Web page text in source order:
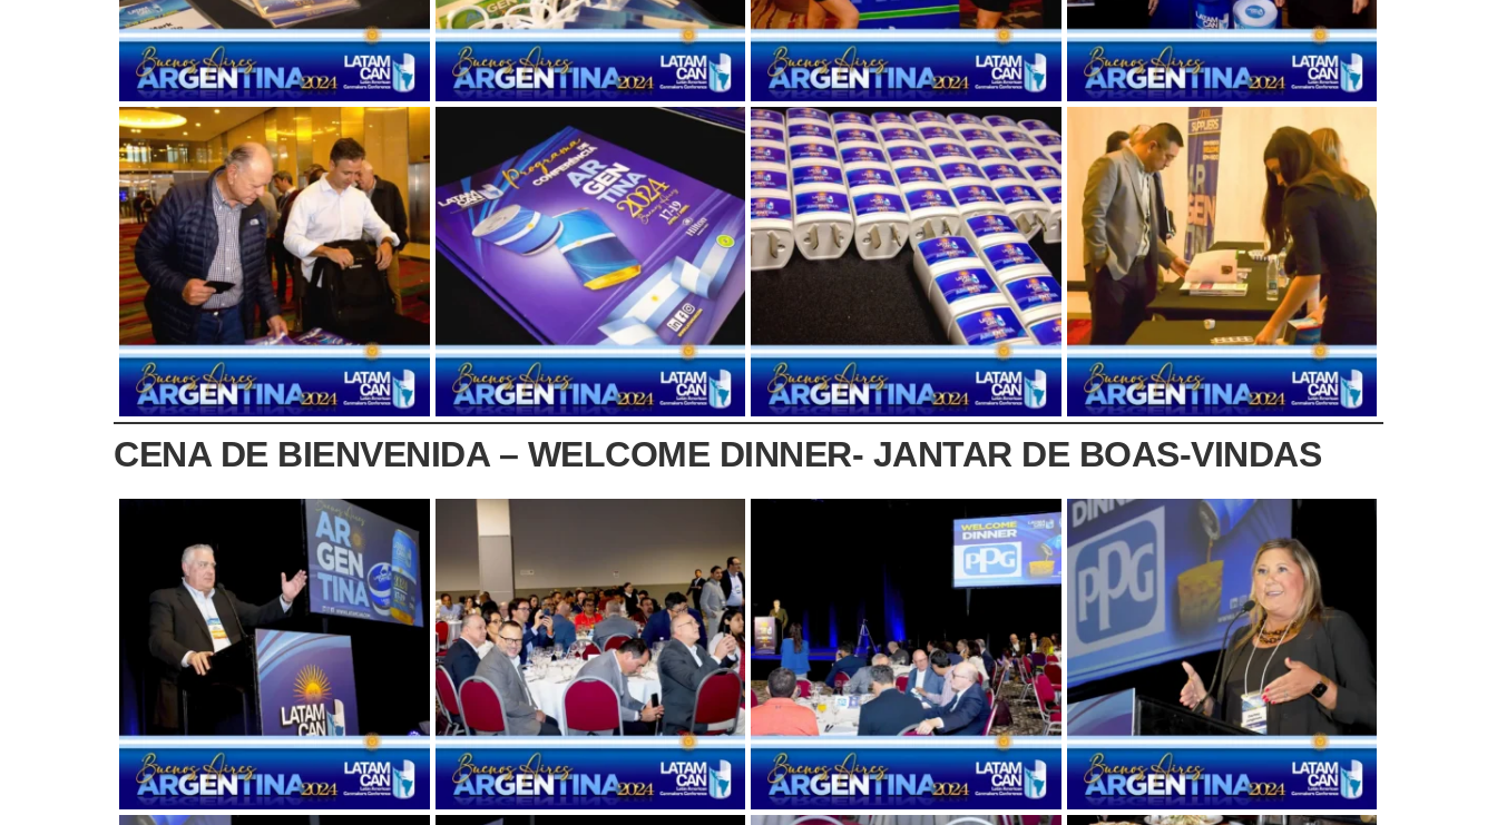
CENA DE BIENVENIDA – WELCOME DINNER- JANTAR DE BOAS-VINDAS